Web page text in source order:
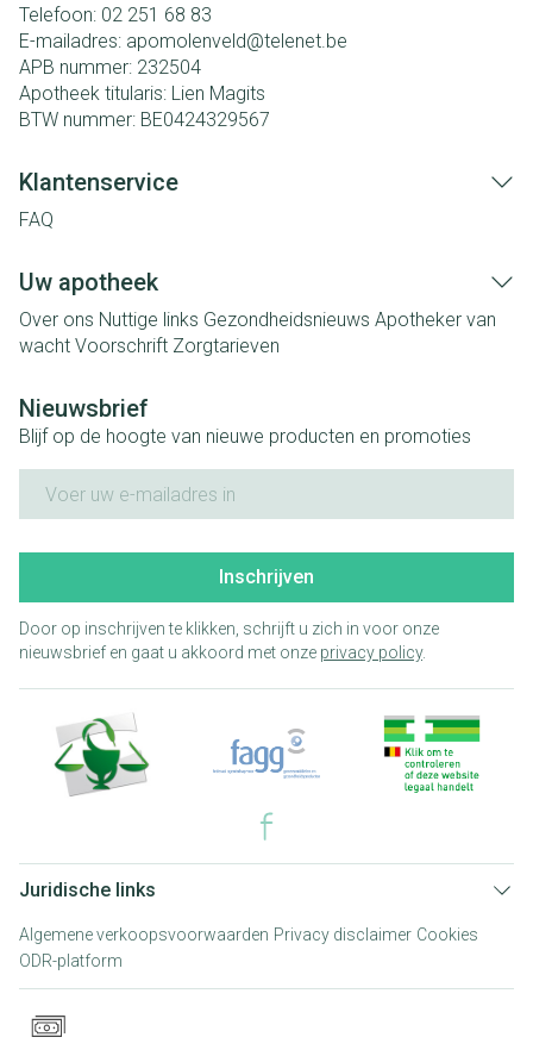
Telefoon: 02 251 68 83
E-mailadres: apomolenveld@telenet.be
APB nummer: 232504
Apotheek titularis: Lien Magits
BTW nummer: BE0424329567
Klantenservice
FAQ
Uw apotheek
Over ons Nuttige links Gezondheidsnieuws Apotheker van
wacht Voorschrift Zorgtarieven
Nieuwsbrief
Blijf op de hoogte van nieuwe producten en promoties
Inschrijven
Door op inschrijven te klikken, schrijft u zich in voor onze
nieuwsbrief en gaat u akkoord met onze privacy policy.
Juridische links
Algemene verkoopsvoorwaarden Privacy disclaimer Cookies
ODR-platform